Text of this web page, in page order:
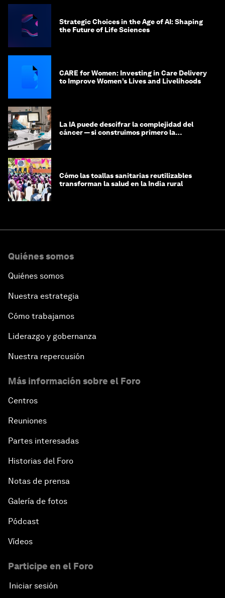
Strategic Choices in the Age of AI: Shaping
the Future of Life Sciences
CARE for Women: Investing in Care Delivery
to Improve Women’s Lives and Livelihoods
La IA puede descifrar la complejidad del
cáncer — si construimos primero la
Cómo las toallas sanitarias reutilizables
transforman la salud en la India rural
Quiénes somos
Quiénes somos
Nuestra estrategia
Cómo trabajamos
Liderazgo y gobernanza
Nuestra repercusión
Más información sobre el Foro
Centros
Reuniones
Partes interesadas
Historias del Foro
Notas de prensa
Galería de fotos
Pódcast
Vídeos
Participe en el Foro
Iniciar sesión